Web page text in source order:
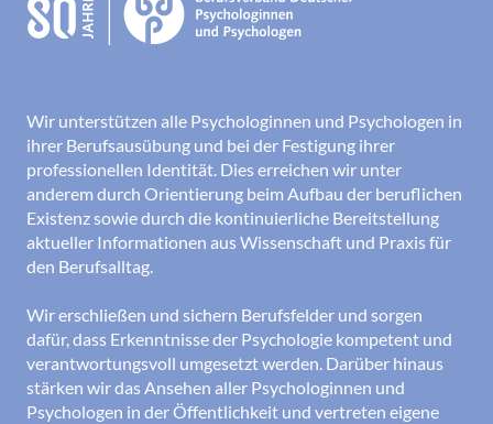
Wir unterstützen alle Psychologinnen und Psychologen in
ihrer Berufsausübung und bei der Festigung ihrer
professionellen Identität. Dies erreichen wir unter
anderem durch Orientierung beim Aufbau der beruflichen
Existenz sowie durch die kontinuierliche Bereitstellung
aktueller Informationen aus Wissenschaft und Praxis für
den Berufsalltag.
Wir erschließen und sichern Berufsfelder und sorgen
dafür, dass Erkenntnisse der Psychologie kompetent und
verantwortungsvoll umgesetzt werden. Darüber hinaus
stärken wir das Ansehen aller Psychologinnen und
Psychologen in der Öffentlichkeit und vertreten eigene